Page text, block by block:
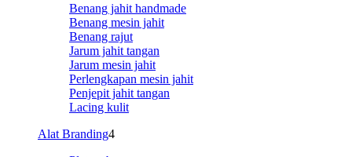
Benang jahit handmade
Benang mesin jahit
Benang rajut
Jarum jahit tangan
Jarum mesin jahit
Perlengkapan mesin jahit
Penjepit jahit tangan
Lacing kulit
Alat Branding4